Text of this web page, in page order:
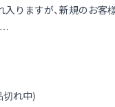
りますが、新規のお客
…
切れ中)